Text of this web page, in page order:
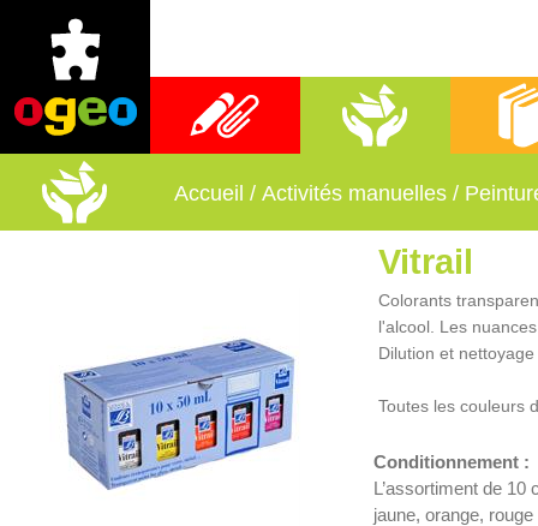
Fournitures scolaires Activités manuelles
Accueil / Activités manuelles /
Vitrail
Colorants
l'alcool. Les
Dilution et
Toutes les couleurs
Conditionnement :
L’assortiment de 10
jaune, orange,